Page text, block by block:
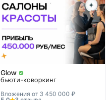
Glow
бьюти-коворкинг
Вложения от 3 450 000 ₽